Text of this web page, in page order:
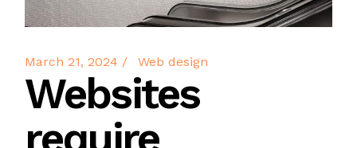
March 21, 2024 Web design
Websites
require